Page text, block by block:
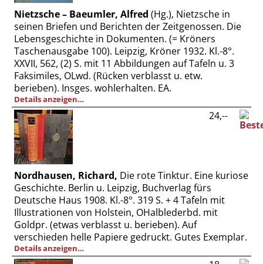
Warenkorb
Versandkosten
AGB
Vertrag widerrufen
Widerrufsbelehrung
Datenschutz
Impressum
Nietzsche – Baeumler, Alfred (Hg.), Nietzsche in
seinen Briefen und Berichten der Zeitgenossen. Die
Lebensgeschichte in Dokumenten. (= Kröners
Taschenausgabe 100). Leipzig, Kröner 1932. Kl.-8°.
XXVII, 562, (2) S. mit 11 Abbildungen auf Tafeln u. 3
Faksimiles, OLwd. (Rücken verblasst u. etw.
berieben). Insges. wohlerhalten. EA.
Details anzeigen…
Nordhausen, Richard, Die rote Tinktur. Eine kuriose
Geschichte. Berlin u. Leipzig, Buchverlag fürs
Deutsche Haus 1908. Kl.-8°. 319 S. + 4 Tafeln mit
Illustrationen von Holstein, OHalblederbd. mit
Goldpr. (etwas verblasst u. berieben). Auf
verschieden helle Papiere gedruckt. Gutes Exemplar.
Details anzeigen…
24,--